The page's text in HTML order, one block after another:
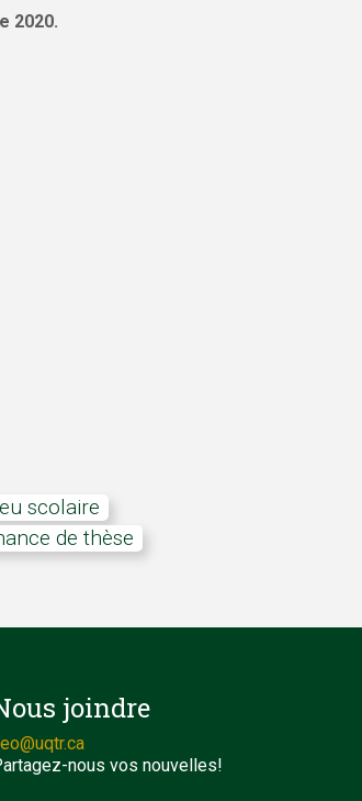
2020.
scolaire
de thèse
joindre
nous vos nouvelles!